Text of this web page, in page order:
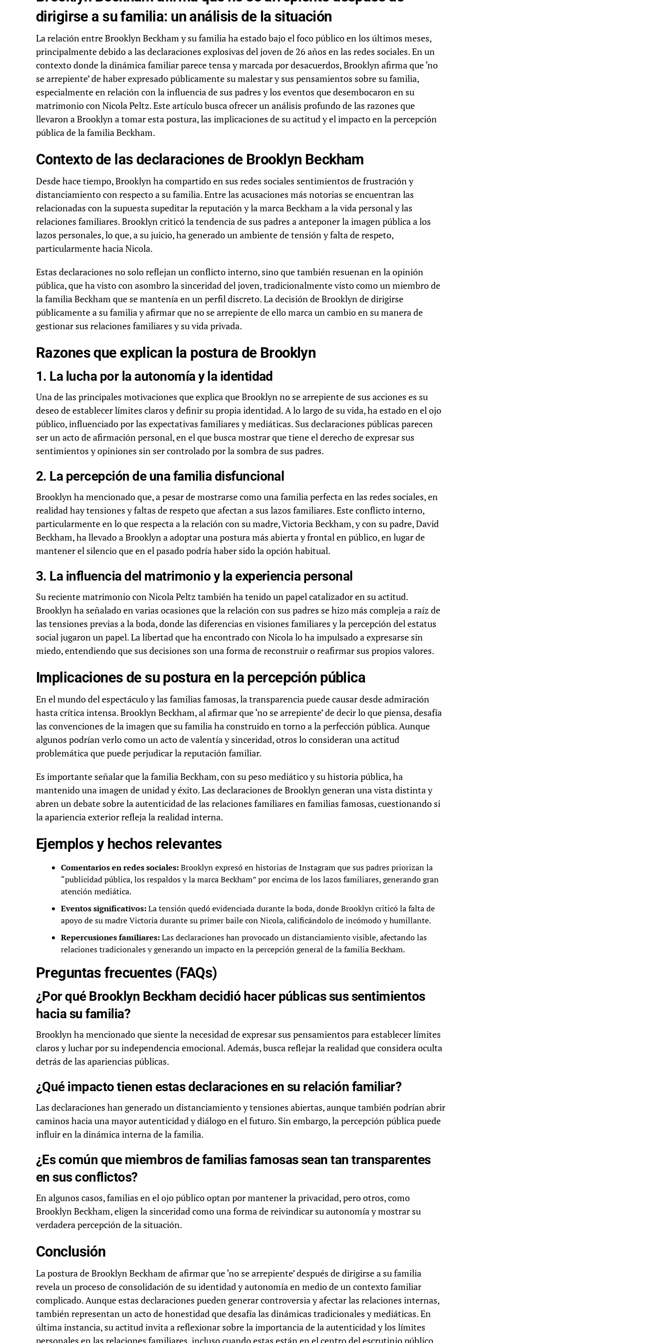
dirigirse a su familia: un análisis de la situación
La relación entre Brooklyn Beckham y su familia ha estado bajo el foco público en los últimos meses,
principalmente debido a las declaraciones explosivas del joven de 26 años en las redes sociales. En un
contexto donde la dinámica familiar parece tensa y marcada por desacuerdos, Brooklyn afirma que ‘no
se arrepiente’ de haber expresado públicamente su malestar y sus pensamientos sobre su familia,
especialmente en relación con la influencia de sus padres y los eventos que desembocaron en su
matrimonio con Nicola Peltz. Este artículo busca ofrecer un análisis profundo de las razones que
llevaron a Brooklyn a tomar esta postura, las implicaciones de su actitud y el impacto en la percepción
pública de la familia Beckham.
Contexto de las declaraciones de Brooklyn Beckham
Desde hace tiempo, Brooklyn ha compartido en sus redes sociales sentimientos de frustración y
distanciamiento con respecto a su familia. Entre las acusaciones más notorias se encuentran las
relacionadas con la supuesta supeditar la reputación y la marca Beckham a la vida personal y las
relaciones familiares. Brooklyn criticó la tendencia de sus padres a anteponer la imagen pública a los
lazos personales, lo que, a su juicio, ha generado un ambiente de tensión y falta de respeto,
particularmente hacia Nicola.
Estas declaraciones no solo reflejan un conflicto interno, sino que también resuenan en la opinión
pública, que ha visto con asombro la sinceridad del joven, tradicionalmente visto como un miembro de
la familia Beckham que se mantenía en un perfil discreto. La decisión de Brooklyn de dirigirse
públicamente a su familia y afirmar que no se arrepiente de ello marca un cambio en su manera de
gestionar sus relaciones familiares y su vida privada.
Razones que explican la postura de Brooklyn
1. La lucha por la autonomía y la identidad
Una de las principales motivaciones que explica que Brooklyn no se arrepiente de sus acciones es su
deseo de establecer límites claros y definir su propia identidad. A lo largo de su vida, ha estado en el ojo
público, influenciado por las expectativas familiares y mediáticas. Sus declaraciones públicas parecen
ser un acto de afirmación personal, en el que busca mostrar que tiene el derecho de expresar sus
sentimientos y opiniones sin ser controlado por la sombra de sus padres.
2. La percepción de una familia disfuncional
Brooklyn ha mencionado que, a pesar de mostrarse como una familia perfecta en las redes sociales, en
realidad hay tensiones y faltas de respeto que afectan a sus lazos familiares. Este conflicto interno,
particularmente en lo que respecta a la relación con su madre, Victoria Beckham, y con su padre, David
Beckham, ha llevado a Brooklyn a adoptar una postura más abierta y frontal en público, en lugar de
mantener el silencio que en el pasado podría haber sido la opción habitual.
3. La influencia del matrimonio y la experiencia personal
Su reciente matrimonio con Nicola Peltz también ha tenido un papel catalizador en su actitud.
Brooklyn ha señalado en varias ocasiones que la relación con sus padres se hizo más compleja a raíz de
las tensiones previas a la boda, donde las diferencias en visiones familiares y la percepción del estatus
social jugaron un papel. La libertad que ha encontrado con Nicola lo ha impulsado a expresarse sin
miedo, entendiendo que sus decisiones son una forma de reconstruir o reafirmar sus propios valores.
Implicaciones de su postura en la percepción pública
En el mundo del espectáculo y las familias famosas, la transparencia puede causar desde admiración
hasta crítica intensa. Brooklyn Beckham, al afirmar que ‘no se arrepiente’ de decir lo que piensa, desafía
las convenciones de la imagen que su familia ha construido en torno a la perfección pública. Aunque
algunos podrían verlo como un acto de valentía y sinceridad, otros lo consideran una actitud
problemática que puede perjudicar la reputación familiar.
Es importante señalar que la familia Beckham, con su peso mediático y su historia pública, ha
mantenido una imagen de unidad y éxito. Las declaraciones de Brooklyn generan una vista distinta y
abren un debate sobre la autenticidad de las relaciones familiares en familias famosas, cuestionando si
la apariencia exterior refleja la realidad interna.
Ejemplos y hechos relevantes
Comentarios en redes sociales:Brooklyn expresó en historias de Instagram que sus padres priorizan la
“publicidad pública, los respaldos y la marca Beckham” por encima de los lazos familiares, generando gran
atención mediática.
Eventos significativos:La tensión quedó evidenciada durante la boda, donde Brooklyn criticó la falta de
apoyo de su madre Victoria durante su primer baile con Nicola, calificándolo de incómodo y humillante.
Repercusiones familiares:Las declaraciones han provocado un distanciamiento visible, afectando las
relaciones tradicionales y generando un impacto en la percepción general de la familia Beckham.
Preguntas frecuentes (FAQs)
¿Por qué Brooklyn Beckham decidió hacer públicas sus sentimientos
hacia su familia?
Brooklyn ha mencionado que siente la necesidad de expresar sus pensamientos para establecer límites
claros y luchar por su independencia emocional. Además, busca reflejar la realidad que considera oculta
detrás de las apariencias públicas.
¿Qué impacto tienen estas declaraciones en su relación familiar?
Las declaraciones han generado un distanciamiento y tensiones abiertas, aunque también podrían abrir
caminos hacia una mayor autenticidad y diálogo en el futuro. Sin embargo, la percepción pública puede
influir en la dinámica interna de la familia.
¿Es común que miembros de familias famosas sean tan transparentes
en sus conflictos?
En algunos casos, familias en el ojo público optan por mantener la privacidad, pero otros, como
Brooklyn Beckham, eligen la sinceridad como una forma de reivindicar su autonomía y mostrar su
verdadera percepción de la situación.
Conclusión
La postura de Brooklyn Beckham de afirmar que ‘no se arrepiente’ después de dirigirse a su familia
revela un proceso de consolidación de su identidad y autonomía en medio de un contexto familiar
complicado. Aunque estas declaraciones pueden generar controversia y afectar las relaciones internas,
también representan un acto de honestidad que desafía las dinámicas tradicionales y mediáticas. En
última instancia, su actitud invita a reflexionar sobre la importancia de la autenticidad y los límites